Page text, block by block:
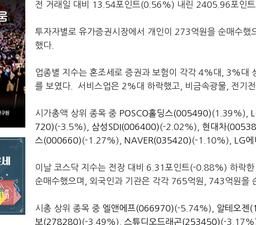
전 거래일 대비 13.54포인트(0.56%) 내린 2405.96포인트
투자자별로 유가증권시장에서 개인이 273억원을 순매수
했다.
업종별 지수는 혼조세로 증권과 보험이 각각 4%대, 3%대
를 보였다. 서비스업은 2%대 하락했고, 비금속광물, 전기
시가총액 상위 종목 중 POSCO홀딩스(005490)(1.39%),
720)(-3.5%), 삼성SDI(006400)(-2.02%), 현대차
스(000660)(-1.27%), NAVER(035420)(-1.10%), LG
이날 코스닥 지수는 전장 대비 6.31포인트(-0.88%) 하락
순매수했으며, 외국인과 기관은 각각 765억원, 743억원을
시총 상위 종목 중 엘앤에프(066970)(-5.74%), 알테오젠
보(278280)(-3.49%), 스튜디오드래곤(253450)(-